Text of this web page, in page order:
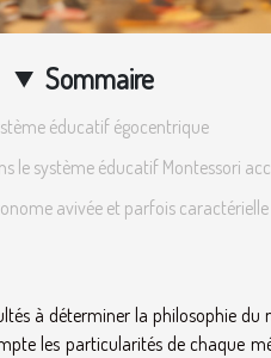
Sommaire
éducatif égocentrique
le système éducatif Montessori
avivée et parfois caractérielle
à déterminer la philosophie du
les particularités de chaque